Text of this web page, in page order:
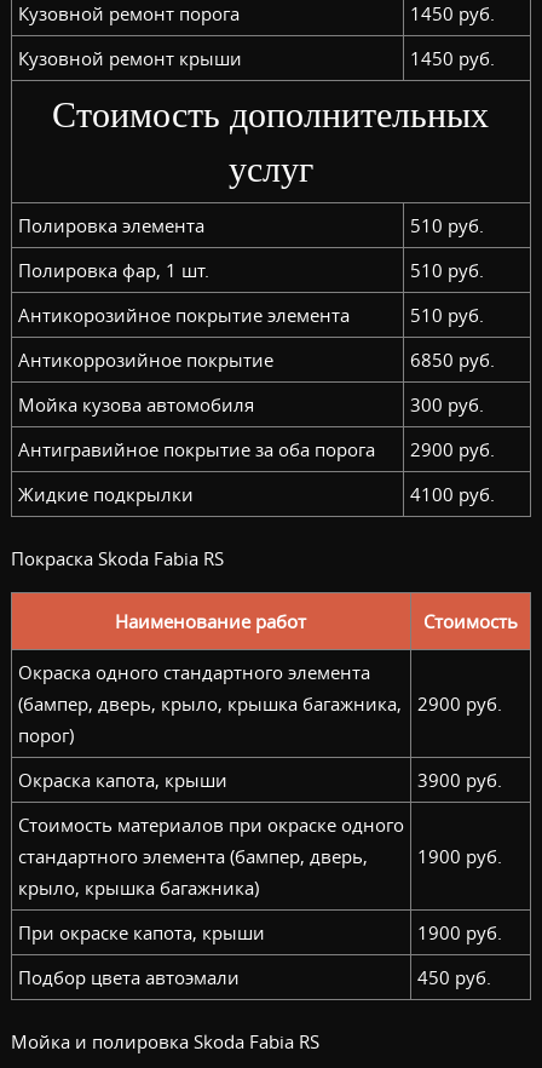
Кузовной ремонт порога
1450 руб.
Кузовной ремонт крыши
1450 руб.
Стоимость дополнительных
услуг
Полировка элемента
510 руб.
Полировка фар, 1 шт.
510 руб.
Антикорозийное покрытие элемента
510 руб.
Антикоррозийное покрытие
6850 руб.
Мойка кузова автомобиля
300 руб.
Антигравийное покрытие за оба порога
2900 руб.
Жидкие подкрылки
4100 руб.
Покраска Skoda Fabia RS
Наименование работ Стоимость
Окраска одного стандартного элемента
(бампер, дверь, крыло, крышка багажника,
порог)
2900 руб.
Окраска капота, крыши
3900 руб.
Стоимость материалов при окраске одного
стандартного элемента (бампер, дверь,
крыло, крышка багажника)
1900 руб.
При окраске капота, крыши
1900 руб.
Подбор цвета автоэмали
450 руб.
Мойка и полировка Skoda Fabia RS